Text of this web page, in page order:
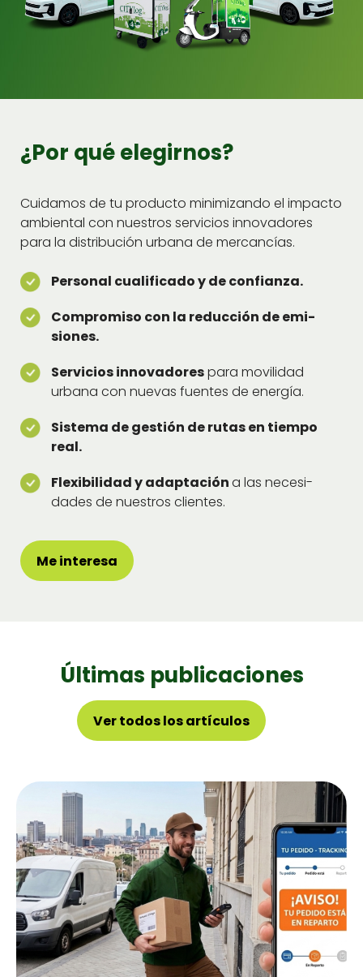
¿Por qué elegirnos?
Cuidamos de tu pro­duc­to min­i­mizan­do el impacto
ambi­en­tal con nue­stros ser­vi­cios inno­vadores
para la dis­tribu­ción urbana de mer­cancías.
Per­son­al cual­i­fi­ca­do y de con­fi­an­za.
Com­pro­miso con la reduc­ción de emi­
siones.
Ser­vi­cios inno­vadorespara movil­i­dad
urbana con nuevas fuentes de energía.
Sis­tema de gestión de rutas en tiem­po
real.
Flex­i­bil­i­dad y adaptacióna las necesi­
dades de nue­stros clientes.
Me intere­sa
Últimas publicaciones
Ver todos los artícu­los